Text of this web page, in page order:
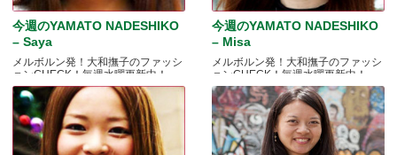
今週のYAMATO NADESHIKO
– Saya
メルボルン発！大和撫子のファッシ
ョンCHECK！毎週水曜更新中！
今週のYAMATO NADESHIKO
– Misa
メルボルン発！大和撫子のファッシ
ョンCHECK！毎週水曜更新中！